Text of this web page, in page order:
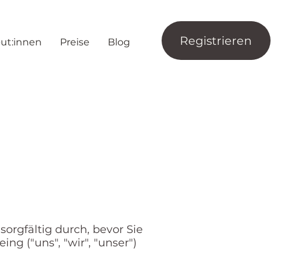
Preise Blog Registrieren
durch, bevor Sie
("uns", "wir", "unser")